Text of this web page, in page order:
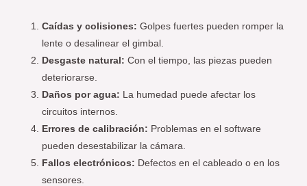
Caídas y colisiones: Golpes fuertes pueden romper la
lente o desalinear el gimbal.
Desgaste natural: Con el tiempo, las piezas pueden
deteriorarse.
Daños por agua: La humedad puede afectar los
circuitos internos.
Errores de calibración: Problemas en el software
pueden desestabilizar la cámara.
Fallos electrónicos: Defectos en el cableado o en los
sensores.